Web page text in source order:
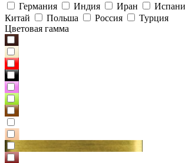
Германия
Индия Иран
Китай
Польша Россия
Турция
Цветовая гамма